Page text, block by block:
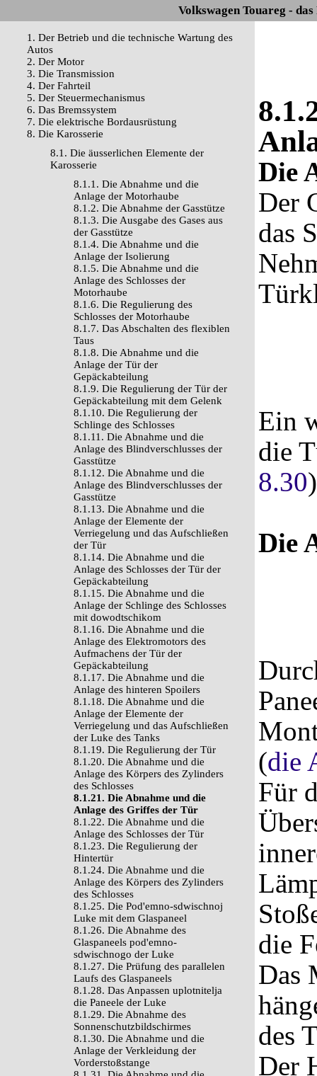
Volkswagen Touareg -
1. Der Betrieb und die technische Wartung des
Autos
2. Der Motor
3. Die Transmission
4. Der Fahrteil
5. Der Steuermechanismus
6. Das Bremssystem
7. Die elektrische Bordausrüstung
8. Die Karosserie
8.1. Die äusserlichen Elemente der
Karosserie
8.1.1. Die Abnahme und die
Anlage der Motorhaube
8.1.2. Die Abnahme der Gasstütze
8.1.3. Die Ausgabe des Gases aus
der Gasstütze
8.1.4. Die Abnahme und die
Anlage der Isolierung
8.1.5. Die Abnahme und die
Anlage des Schlosses der
Motorhaube
8.1.6. Die Regulierung des
Schlosses der Motorhaube
8.1.7. Das Abschalten des flexiblen
Taus
8.1.8. Die Abnahme und die
Anlage der Tür der
Gepäckabteilung
8.1.9. Die Regulierung der Tür der
Gepäckabteilung mit dem Gelenk
8.1.10. Die Regulierung der
Schlinge des Schlosses
8.1.11. Die Abnahme und die
Anlage des Blindverschlusses der
Gasstütze
8.1.12. Die Abnahme und die
Anlage des Blindverschlusses der
Gasstütze
8.1.13. Die Abnahme und die
Anlage der Elemente der
Verriegelung und das Aufschließen
der Tür
8.1.14. Die Abnahme und die
Anlage des Schlosses der Tür der
Gepäckabteilung
8.1.15. Die Abnahme und die
Anlage der Schlinge des Schlosses
mit dowodtschikom
8.1.16. Die Abnahme und die
Anlage des Elektromotors des
Aufmachens der Tür der
Gepäckabteilung
8.1.17. Die Abnahme und die
Anlage des hinteren Spoilers
8.1.18. Die Abnahme und die
Anlage der Elemente der
Verriegelung und das Aufschließen
der Luke des Tanks
8.1.19. Die Regulierung der Tür
8.1.20. Die Abnahme und die
Anlage des Körpers des Zylinders
des Schlosses
8.1.21. Die Abnahme und die
Anlage des Griffes der Tür
8.1.22. Die Abnahme und die
Anlage des Schlosses der Tür
8.1.23. Die Regulierung der
Hintertür
8.1.24. Die Abnahme und die
Anlage des Körpers des Zylinders
des Schlosses
8.1.25. Die Pod'emno-sdwischnoj
Luke mit dem Glaspaneel
8.1.26. Die Abnahme des
Glaspaneels pod'emno-
sdwischnogo der Luke
8.1.27. Die Prüfung des parallelen
Laufs des Glaspaneels
8.1.28. Das Anpassen uplotnitelja
die Paneele der Luke
8.1.29. Die Abnahme des
Sonnenschutzbildschirmes
8.1.30. Die Abnahme und die
Anlage der Verkleidung der
Vorderstoßstange
Die
Der
das
Ein
die
8.30
Die
(die
Für
die
Das
des
Der